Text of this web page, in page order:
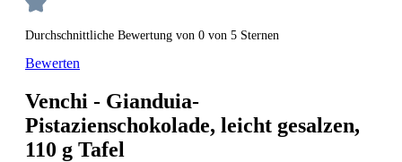
Durchschnittliche Bewertung von 0 von 5 Sternen
Bewerten
Venchi - Gianduia-
Pistazienschokolade, leicht gesalzen,
110 g Tafel